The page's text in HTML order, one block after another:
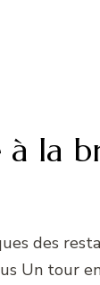
la
des
Un tour